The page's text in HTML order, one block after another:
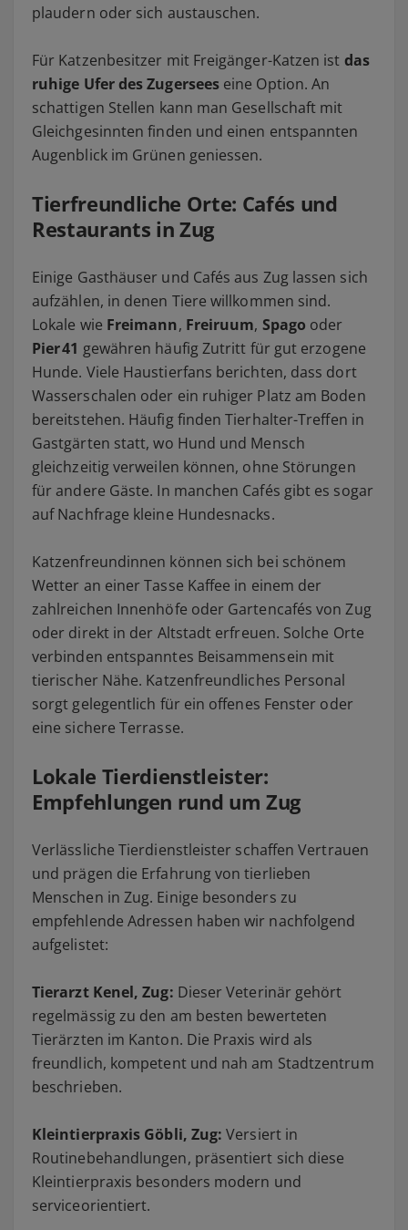
plaudern oder sich austauschen.
Für Katzenbesitzer mit Freigänger-Katzen ist das
ruhige Ufer des Zugersees eine Option. An
schattigen Stellen kann man Gesellschaft mit
Gleichgesinnten finden und einen entspannten
Augenblick im Grünen geniessen.
Tierfreundliche Orte: Cafés und
Restaurants in Zug
Einige Gasthäuser und Cafés aus Zug lassen sich
aufzählen, in denen Tiere willkommen sind.
Lokale wie Freimann, Freiruum, Spago oder
Pier 41 gewähren häufig Zutritt für gut erzogene
Hunde. Viele Haustierfans berichten, dass dort
Wasserschalen oder ein ruhiger Platz am Boden
bereitstehen. Häufig finden Tierhalter-Treffen in
Gastgärten statt, wo Hund und Mensch
gleichzeitig verweilen können, ohne Störungen
für andere Gäste. In manchen Cafés gibt es sogar
auf Nachfrage kleine Hundesnacks.
Katzenfreundinnen können sich bei schönem
Wetter an einer Tasse Kaffee in einem der
zahlreichen Innenhöfe oder Gartencafés von Zug
oder direkt in der Altstadt erfreuen. Solche Orte
verbinden entspanntes Beisammensein mit
tierischer Nähe. Katzenfreundliches Personal
sorgt gelegentlich für ein offenes Fenster oder
eine sichere Terrasse.
Lokale Tierdienstleister:
Empfehlungen rund um Zug
Verlässliche Tierdienstleister schaffen Vertrauen
und prägen die Erfahrung von tierlieben
Menschen in Zug. Einige besonders zu
empfehlende Adressen haben wir nachfolgend
aufgelistet:
Tierarzt Kenel, Zug: Dieser Veterinär gehört
regelmässig zu den am besten bewerteten
Tierärzten im Kanton. Die Praxis wird als
freundlich, kompetent und nah am Stadtzentrum
beschrieben.
Kleintierpraxis Göbli, Zug: Versiert in
Routinebehandlungen, präsentiert sich diese
Kleintierpraxis besonders modern und
serviceorientiert.